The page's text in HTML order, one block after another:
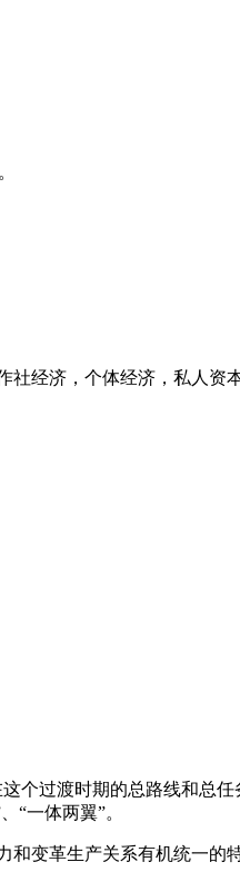
经济，个体经济，私人资
个过渡时期的总路线和总
“一体两翼”。
变革生产关系有机统一的特